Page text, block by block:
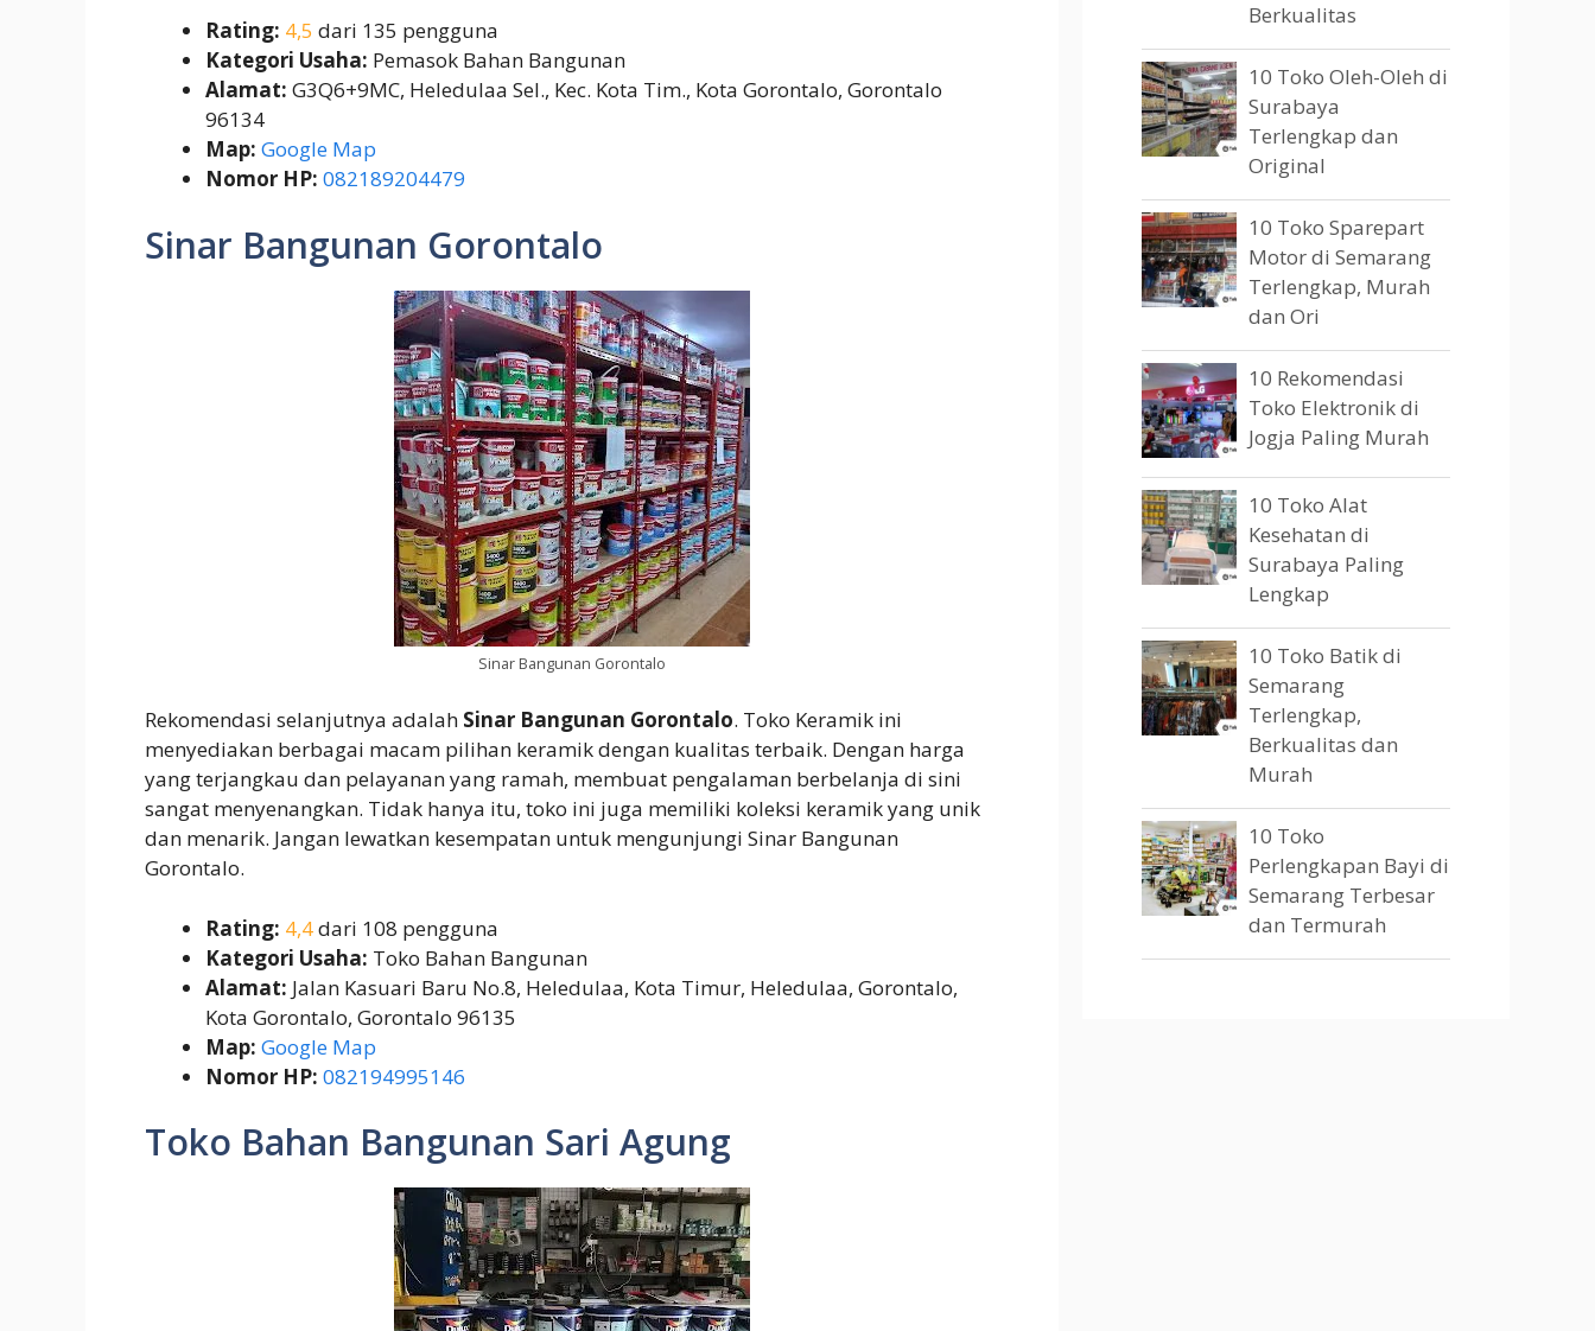
Rating: 4,5 dari 135 pengguna
Kategori Usaha: Pemasok Bahan Bangunan
Alamat: G3Q6+9MC, Heledulaa Sel., Kec. Kota Tim., Kota Gorontalo, Gorontalo
96134
Map: Google Map
Nomor HP: 082189204479
Sinar Bangunan Gorontalo
Sinar Bangunan Gorontalo
Rekomendasi selanjutnya adalah Sinar Bangunan Gorontalo. Toko Keramik ini
menyediakan berbagai macam pilihan keramik dengan kualitas terbaik. Dengan harga
yang terjangkau dan pelayanan yang ramah, membuat pengalaman berbelanja di sini
sangat menyenangkan. Tidak hanya itu, toko ini juga memiliki koleksi keramik yang unik
dan menarik. Jangan lewatkan kesempatan untuk mengunjungi Sinar Bangunan
Gorontalo.
Rating: 4,4dari 108 pengguna
Kategori Usaha: Toko Bahan Bangunan
Alamat: Jalan Kasuari Baru No.8, Heledulaa, Kota Timur, Heledulaa, Gorontalo,
Kota Gorontalo, Gorontalo 96135
Map: Google Map
Nomor HP: 082194995146
Toko Bahan Bangunan Sari Agung
Berkualitas
10 Toko Oleh-Oleh di
Surabaya
Terlengkap dan
Original
10 Toko Sparepart
Motor di Semarang
Terlengkap, Murah
dan Ori
10 Rekomendasi
Toko Elektronik di
Jogja Paling Murah
10 Toko Alat
Kesehatan di
Surabaya Paling
Lengkap
10 Toko Batik di
Semarang
Terlengkap,
Berkualitas dan
Murah
10 Toko
Perlengkapan Bayi di
Semarang Terbesar
dan Termurah